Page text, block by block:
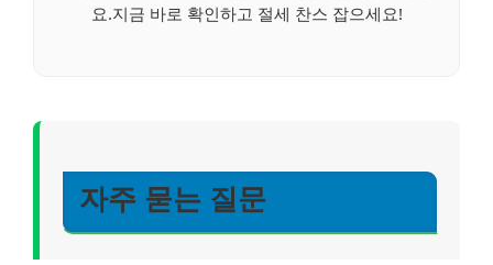
요.지금 바로 확인하고 절세 찬스 잡으세요!
자주 묻는 질문